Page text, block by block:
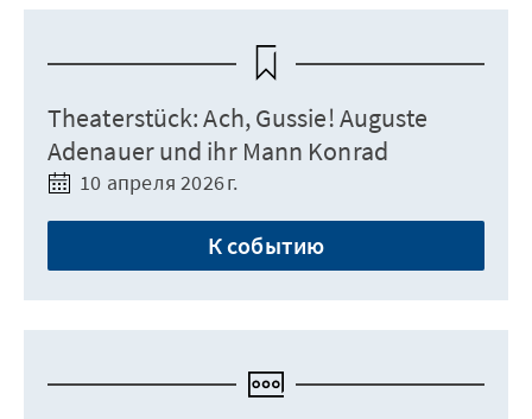
Theaterstück: Ach, Gussie! Auguste
Adenauer und ihr Mann Konrad
10 апреля 2026 г.
К событию